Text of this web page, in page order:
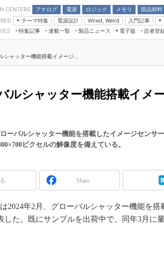
CENTERS アナログ
電源
ロジック
メモリ
部品材料
受動部品
テーマ特集
電源設計 Wired, Weird
入門記事
モーター入門マイコン講座 計測機器
組込
人とく
特集記事
連載一覧
古録
るDC/DCコン
講座
／ADCとノイ
製品ニュース
電子版
電子ブックレット
読者登
シャッター機能搭載イメージ...
ルシャッター機能搭載イメ
ーバルシャッター機能を搭載したイメージセンサー
ピクセルの解像度を備えている。
Share
2024年2月、グローバルシャッター機能を搭
した。既にサンプルを出荷中で、同年3月に